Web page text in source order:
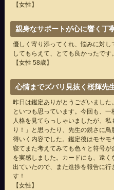
【女性】
親身なサポートが心に響く丁
優しく寄り添ってくれ、悩みに対
してもらえて、とても良かったです。
【女性 58歳】
心情までズバリ見抜く桜輝先
昨日は鑑定ありがとうございました
といつも思っています。今回も、
人格を見てらっしゃいましたが、
り！」と思ったり、先生の鋭さに
得いく内容でした。鑑定後はモヤ
寝てまた考えてみても色々と符号
を実感しました。カードにも、遠
出ていたので、また進捗を報告に
す！
【女性】